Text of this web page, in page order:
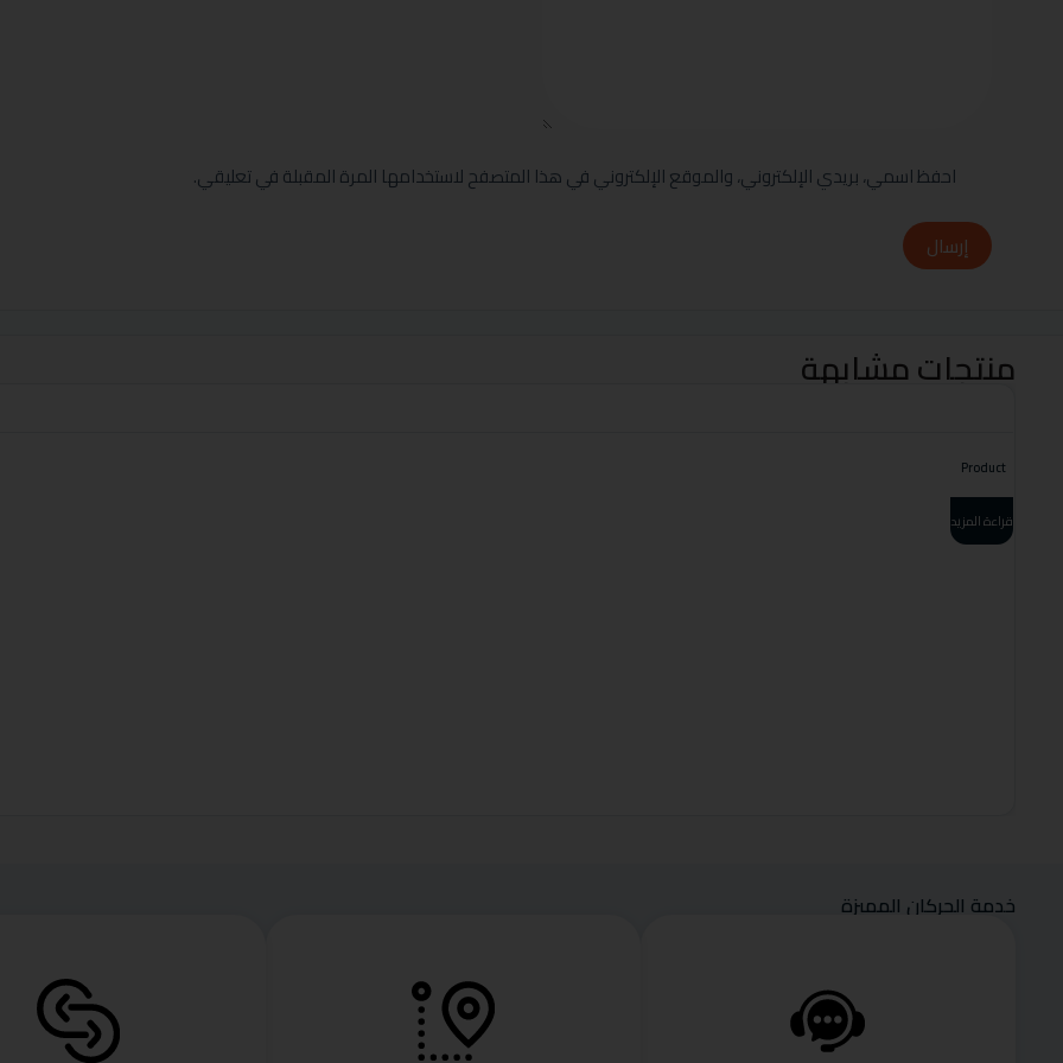
احفظ اسمي، بريدي الإلكتروني، والموقع الإلكتروني في هذا المتصفح لاستخدامها المرة المقبلة في تعليقي.
إرسال
منتجات مشابهة
Product
قراءة المزيد
خدمة الحركان المميزة